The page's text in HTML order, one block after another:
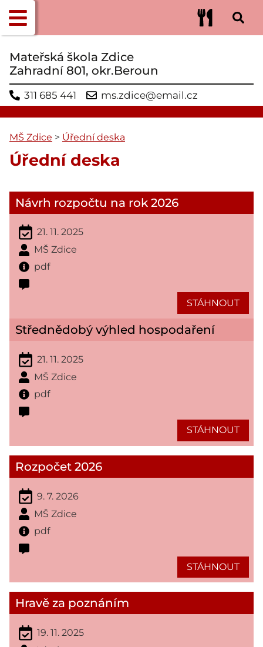
Mateřská škola Zdice
Zahradní 801, okr.Beroun
311 685 441 ms.zdice@email.cz
MŠ Zdice > Úřední deska
Úřední deska
Návrh rozpočtu na rok 2026
21. 11. 2025
MŠ Zdice
pdf
STÁHNOUT
Střednědobý výhled hospodaření
21. 11. 2025
MŠ Zdice
pdf
STÁHNOUT
Rozpočet 2026
9. 7. 2026
MŠ Zdice
pdf
STÁHNOUT
Hravě za poznáním
19. 11. 2025